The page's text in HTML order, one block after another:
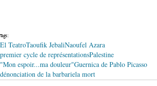
Tags:
El TeatroTaoufik JebaliNaoufel Azara
premier cycle de représentationsPalestine
"Mon espoir...ma douleur"Guernica de Pablo Picasso
dénonciation de la barbariela mort